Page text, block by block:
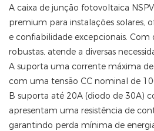
A caixa de junção fotovoltaica
premium para instalações solares,
e confiabilidade excepcionais. Com
robustas, atende a diversas
A suporta uma corrente máxima
com uma tensão CC nominal de
B suporta até 20A (diodo de 30A)
apresentam uma resistência de
garantindo perda mínima de